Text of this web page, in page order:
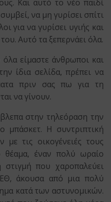
Και αυτό το νέο παιδί
να μη γυρίσει σπίτι
για να γυρίσει υγιής και
Αυτό τα ξεπερνάει όλα.
είμαστε άνθρωποι και
ίδια σελίδα, πρέπει να
πριν σας πω για τη
να γίνουν.
στην τηλεόραση την
μπάσκετ. Η συντριπτική
τις οικογένειές τους
έναν πολύ ωραίο
που χαροπαλεύει
άκουσα από μια πολύ
κατά των αστυνομικών.